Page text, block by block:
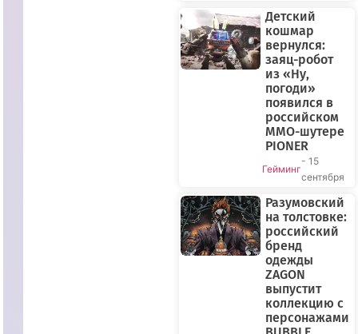
ПРЯМОЙ
ЭФИР
Детский
кошмар
вернулся:
заяц-робот
из «Ну,
погоди»
появился в
российском
MMO-шутере
PIONER
Гейминг
- 15
сентября
Разумовский
на толстовке:
российский
бренд
одежды
ZAGON
выпустит
коллекцию с
персонажами